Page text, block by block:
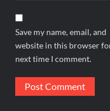
Save my name, email, and
website in this browser
next time I comment.